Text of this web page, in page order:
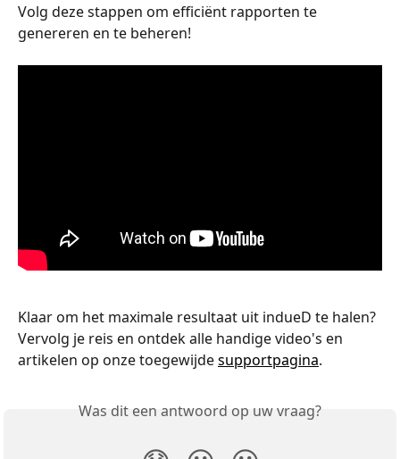
Volg deze stappen om efficiënt rapporten te
genereren en te beheren!
Klaar om het maximale resultaat uit indueD te halen?
Vervolg je reis en ontdek alle handige video's en
artikelen op onze toegewijde supportpagina.
Was dit een antwoord op uw vraag?